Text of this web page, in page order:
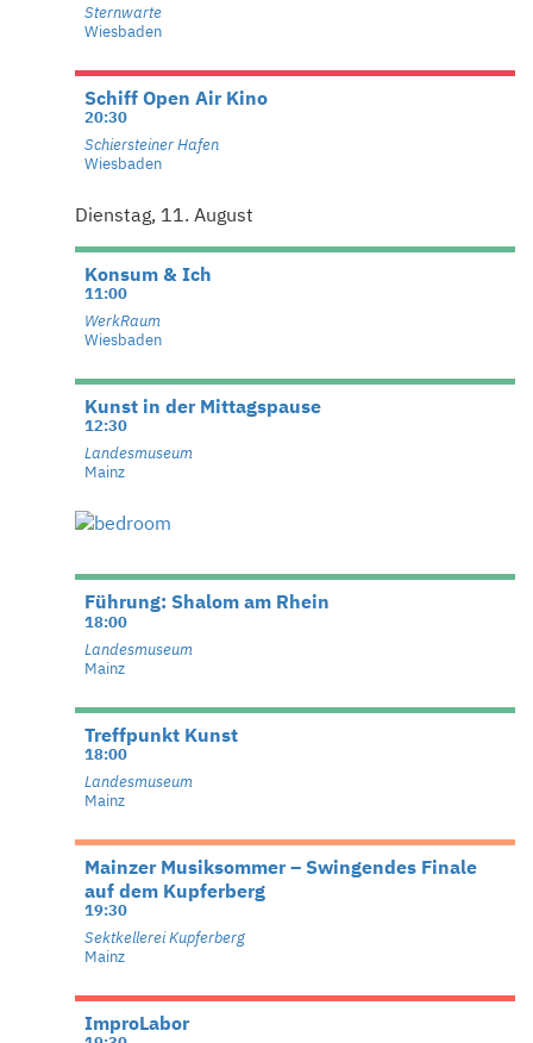
Sternwarte
Wiesbaden
Schiff Open Air Kino
20:30
Schiersteiner Hafen
Wiesbaden
Dienstag, 11. August
Konsum & Ich
11:00
WerkRaum
Wiesbaden
Kunst in der Mittagspause
12:30
Landesmuseum
Mainz
Führung: Shalom am Rhein
18:00
Landesmuseum
Mainz
Treffpunkt Kunst
18:00
Landesmuseum
Mainz
Mainzer Musiksommer – Swingendes Finale
auf dem Kupferberg
19:30
Sektkellerei Kupferberg
Mainz
ImproLabor